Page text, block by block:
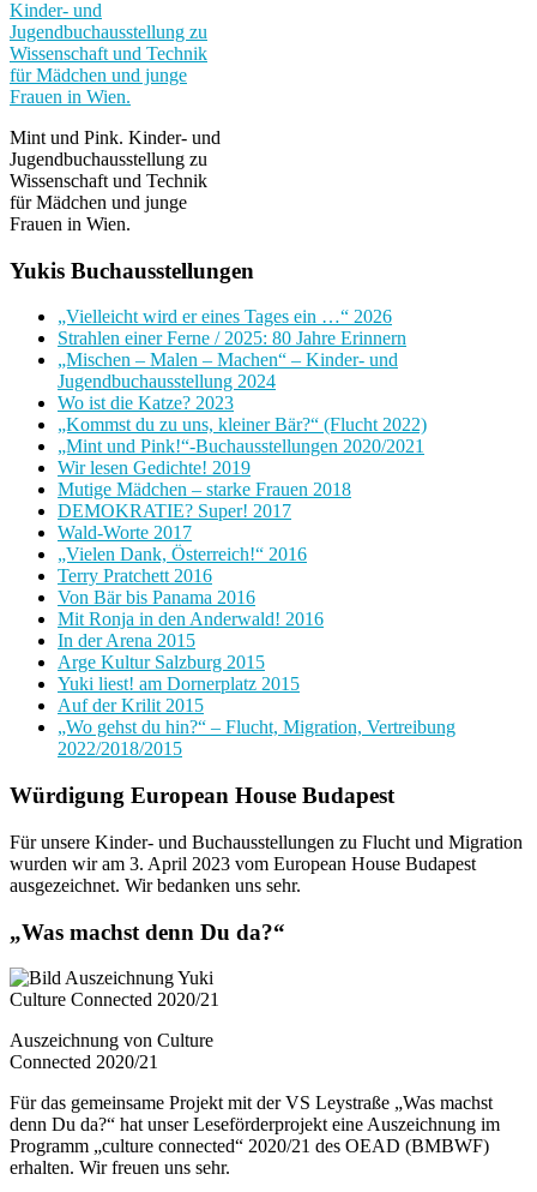
Mint und Pink. Kinder- und
Jugendbuchausstellung zu
Wissenschaft und Technik
für Mädchen und junge
Frauen in Wien.
Yukis Buchausstellungen
„Vielleicht wird er eines Tages ein …“ 2026
Strahlen einer Ferne / 2025: 80 Jahre Erinnern
„Mischen – Malen – Machen“ – Kinder- und
Jugendbuchausstellung 2024
Wo ist die Katze? 2023
„Kommst du zu uns, kleiner Bär?“ (Flucht 2022)
„Mint und Pink!“-Buchausstellungen 2020/2021
Wir lesen Gedichte! 2019
Mutige Mädchen – starke Frauen 2018
DEMOKRATIE? Super! 2017
Wald-Worte 2017
„Vielen Dank, Österreich!“ 2016
Terry Pratchett 2016
Von Bär bis Panama 2016
Mit Ronja in den Anderwald! 2016
In der Arena 2015
Arge Kultur Salzburg 2015
Yuki liest! am Dornerplatz 2015
Auf der Krilit 2015
„Wo gehst du hin?“ – Flucht, Migration, Vertreibung
2022/2018/2015
Würdigung European House Budapest
Für unsere Kinder- und Buchausstellungen zu Flucht und Migration
wurden wir am 3. April 2023 vom European House Budapest
ausgezeichnet. Wir bedanken uns sehr.
„Was machst denn Du da?“
Auszeichnung von Culture
Connected 2020/21
Für das gemeinsame Projekt mit der VS Leystraße „Was machst
denn Du da?“ hat unser Leseförderprojekt eine Auszeichnung im
Programm „culture connected“ 2020/21 des OEAD (BMBWF)
erhalten. Wir freuen uns sehr.